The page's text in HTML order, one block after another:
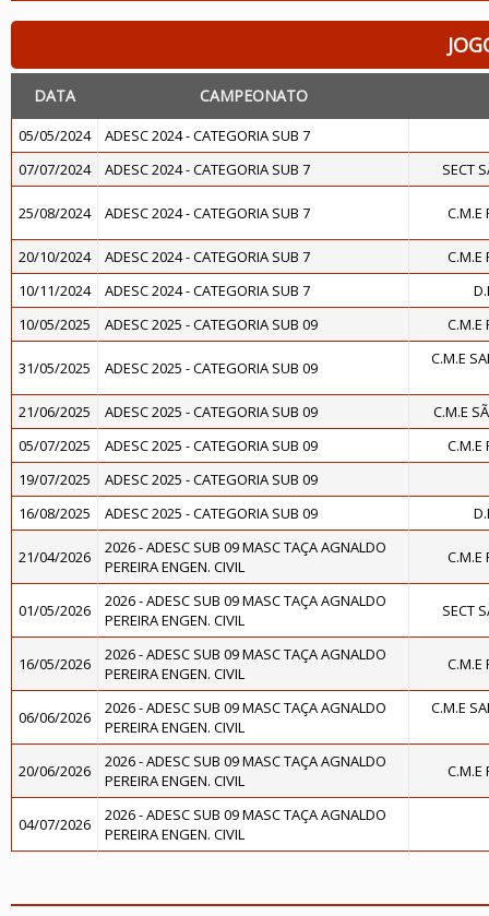
DATA CAMPEONATO
05/05/2024
ADESC 2024 - CATEGORIA SUB 7
07/07/2024
ADESC 2024 - CATEGORIA SUB 7 SECT
25/08/2024 ADESC 2024 - CATEGORIA SUB 7 C.M.E
20/10/2024 ADESC 2024 - CATEGORIA SUB 7
C.M.E
10/11/2024
ADESC 2024 - CATEGORIA SUB 7
10/05/2025
ADESC 2025 - CATEGORIA SUB 09 C.M.E
31/05/2025 ADESC 2025 - CATEGORIA SUB 09 C.M.E
21/06/2025 ADESC 2025 - CATEGORIA SUB 09
C.M.E
05/07/2025
ADESC 2025 - CATEGORIA SUB 09
C.M.E
19/07/2025
ADESC 2025 - CATEGORIA SUB 09
16/08/2025
ADESC 2025 - CATEGORIA SUB 09
21/04/2026
2026 - ADESC SUB 09 MASC TAÇA AGNALDO
PEREIRA ENGEN. CIVIL
C.M.E
01/05/2026
2026 - ADESC SUB 09 MASC TAÇA AGNALDO
PEREIRA ENGEN. CIVIL
SECT
16/05/2026
2026 - ADESC SUB 09 MASC TAÇA AGNALDO
PEREIRA ENGEN. CIVIL
C.M.E
06/06/2026
2026 - ADESC SUB 09 MASC TAÇA AGNALDO
PEREIRA ENGEN. CIVIL
C.M.E
20/06/2026
2026 - ADESC SUB 09 MASC TAÇA AGNALDO
PEREIRA ENGEN. CIVIL
C.M.E
04/07/2026
2026 - ADESC SUB 09 MASC TAÇA AGNALDO
PEREIRA ENGEN. CIVIL